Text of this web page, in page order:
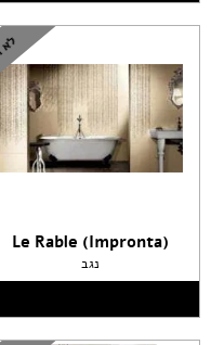
(Le Rable (Impronta
נגב